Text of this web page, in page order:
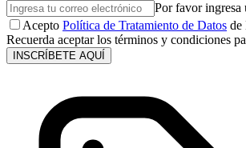
Por favor ingresa
Acepto Política de Tratamiento de Datos de
Recuerda aceptar los términos y condiciones
INSCRÍBETE AQUÍ